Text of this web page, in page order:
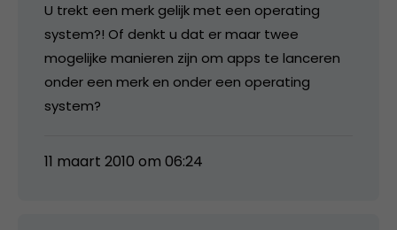
U trekt een merk gelijk met een operating
system?! Of denkt u dat er maar twee
mogelijke manieren zijn om apps te lanceren
onder een merk en onder een operating
system?
11 maart 2010 om 06:24